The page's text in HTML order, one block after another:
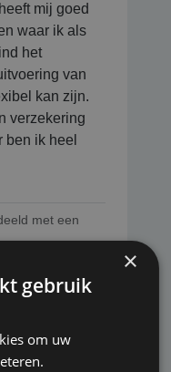
mij goed
waar ik als
het
van
kan zijn.
verzekering
ben ik heel
met een
×
gebruik
om uw